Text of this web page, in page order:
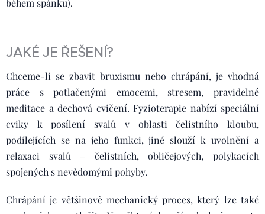
během spánku).
JAKÉ JE ŘEŠENÍ?
Chceme-li se zbavit bruxismu nebo chrápání, je vhodná
práce s potlačenými emocemi, stresem, pravidelné
meditace a dechová cvičení. Fyzioterapie nabízí speciální
cviky k posílení svalů v oblasti čelistního kloubu,
podílejících se na jeho funkci, jiné slouží k uvolnění a
relaxaci svalů – čelistních, obličejových, polykacích
spojených s nevědomými pohyby.
Chrápání je většinově mechanický proces, který lze také